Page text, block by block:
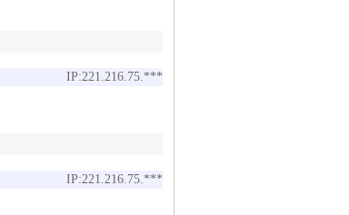
IP:221.216.75.***
IP:221.216.75.***